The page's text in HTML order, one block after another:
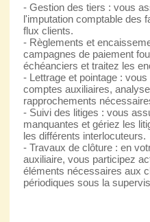
- Gestion des tiers : vous
l'imputation comptable des
flux clients.
- Règlements et
campagnes de paiement
échéanciers et traitez les
- Lettrage et pointage :
comptes auxiliaires,
rapprochements
- Suivi des litiges : vous
manquantes et gériez les
les différents interlocuteurs.
- Travaux de clôture : en
auxiliaire, vous participez
éléments nécessaires aux
périodiques sous la